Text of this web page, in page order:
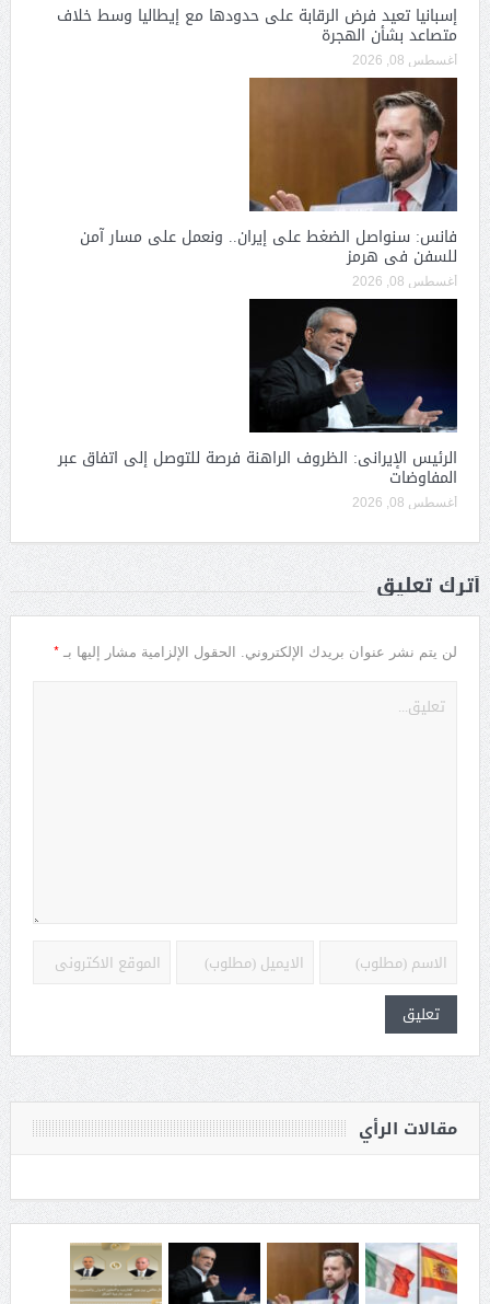
إسبانيا تعيد فرض الرقابة على حدودها مع إيطاليا وسط خلاف
متصاعد بشأن الهجرة
أغسطس 08, 2026
فانس: سنواصل الضغط على إيران.. ونعمل على مسار آمن
للسفن فى هرمز
أغسطس 08, 2026
الرئيس الإيرانى: الظروف الراهنة فرصة للتوصل إلى اتفاق عبر
المفاوضات
أغسطس 08, 2026
أترك تعليق
لن يتم نشر عنوان بريدك الإلكتروني. الحقول الإلزامية مشار إليها بـ *
مقالات الرأي